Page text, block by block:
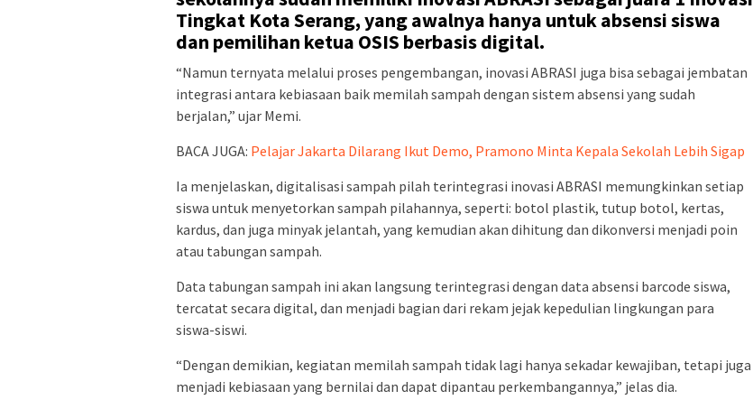
Tingkat Kota Serang, yang awalnya hanya untuk absensi siswa
dan pemilihan ketua OSIS berbasis digital.
“Namun ternyata melalui proses pengembangan, inovasi ABRASI juga bisa sebagai jembatan
integrasi antara kebiasaan baik memilah sampah dengan sistem absensi yang sudah
berjalan,” ujar Memi.
BACA JUGA: Pelajar Jakarta Dilarang Ikut Demo, Pramono Minta Kepala Sekolah Lebih Sigap
Ia menjelaskan, digitalisasi sampah pilah terintegrasi inovasi ABRASI memungkinkan setiap
siswa untuk menyetorkan sampah pilahannya, seperti: botol plastik, tutup botol, kertas,
kardus, dan juga minyak jelantah, yang kemudian akan dihitung dan dikonversi menjadi poin
atau tabungan sampah.
Data tabungan sampah ini akan langsung terintegrasi dengan data absensi barcode siswa,
tercatat secara digital, dan menjadi bagian dari rekam jejak kepedulian lingkungan para
siswa-siswi.
“Dengan demikian, kegiatan memilah sampah tidak lagi hanya sekadar kewajiban, tetapi juga
menjadi kebiasaan yang bernilai dan dapat dipantau perkembangannya,” jelas dia.